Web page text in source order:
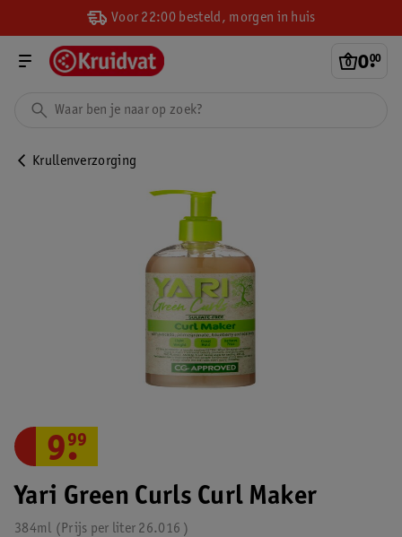
Voor 22:00 besteld, morgen in huis
0.
00
Krullenverzorging
Yari Green Curls Curl Maker
384ml 26.016
Prijs per liter
9.
99